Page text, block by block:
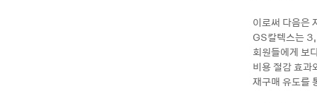
이로써 다음은
GS칼텍스는
회원들에게 보
비용 절감 효과
재구매 유도를